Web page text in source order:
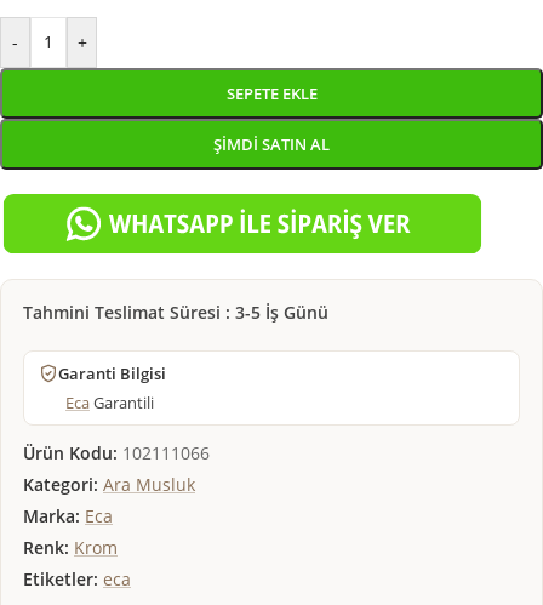
- +
SEPETE EKLE
ŞIMDI SATIN AL
Tahmini Teslimat Süresi : 3-5 İş Günü
Garanti Bilgisi
EcaGarantili
Ürün Kodu: 102111066
Kategori: Ara Musluk
Marka: Eca
Renk: Krom
Etiketler: eca